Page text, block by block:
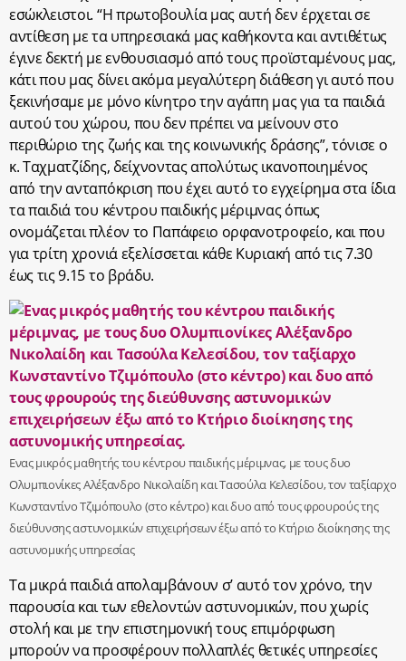
εσώκλειστοι. “Η πρωτοβουλία μας αυτή δεν έρχεται σε
αντίθεση με τα υπηρεσιακά μας καθήκοντα και αντιθέτως
έγινε δεκτή με ενθουσιασμό από τους προϊσταμένους μας,
κάτι που μας δίνει ακόμα μεγαλύτερη διάθεση γι αυτό που
ξεκινήσαμε με μόνο κίνητρο την αγάπη μας για τα παιδιά
αυτού του χώρου, που δεν πρέπει να μείνουν στο
περιθώριο της ζωής και της κοινωνικής δράσης”, τόνισε ο
κ. Ταχματζίδης, δείχνοντας απολύτως ικανοποιημένος
από την ανταπόκριση που έχει αυτό το εγχείρημα στα ίδια
τα παιδιά του κέντρου παιδικής μέριμνας όπως
ονομάζεται πλέον το Παπάφειο ορφανοτροφείο, και που
για τρίτη χρονιά εξελίσσεται κάθε Κυριακή από τις 7.30
έως τις 9.15 το βράδυ.
Eνας μικρός μαθητής του κέντρου παιδικής μέριμνας, με τους δυο
Ολυμπιονίκες Αλέξανδρο Νικολαίδη και Τασούλα Κελεσίδου, τον ταξίαρχο
Κωνσταντίνο Τζιμόπουλο (στο κέντρο) και δυο από τους φρουρούς της
διεύθυνσης αστυνομικών επιχειρήσεων έξω από το Κτήριο διοίκησης της
αστυνομικής υπηρεσίας
Τα μικρά παιδιά απολαμβάνουν σ’ αυτό τον χρόνο, την
παρουσία και των εθελοντών αστυνομικών, που χωρίς
στολή και με την επιστημονική τους επιμόρφωση
μπορούν να προσφέρουν πολλαπλές θετικές υπηρεσίες